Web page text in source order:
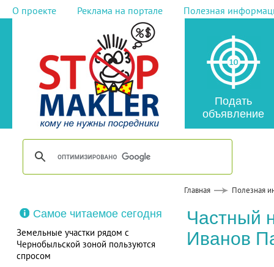
О проекте Реклама на портале Полезная
Подать
объявление
Главная Полезная
Самое читаемое сегодня
Земельные участки рядом с
Чернобыльской зоной пользуются
спросом
Частный
Иванов